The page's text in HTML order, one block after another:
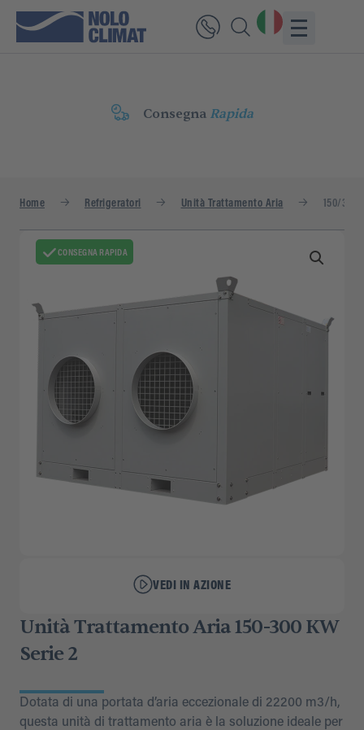
Consegna Rapida
Home Refrigeratori Unità Trattamento Aria 150/300
CONSEGNA RAPIDA
VEDI IN AZIONE
Unità Trattamento Aria 150-300 KW
Serie 2
Dotata di una portata d’aria eccezionale di 22200 m3/h,
questa unità di trattamento aria è la soluzione ideale per